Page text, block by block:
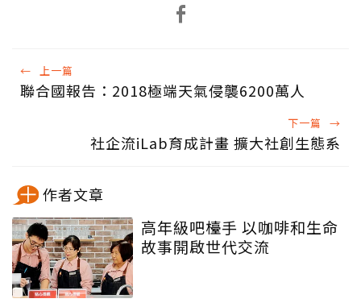
← 上一篇
聯合國報告：2018極端天氣侵襲6200萬人
下一篇 →
社企流iLab育成計畫 擴大社創生態系
作者文章
高年級吧檯手 以咖啡和生命
故事開啟世代交流